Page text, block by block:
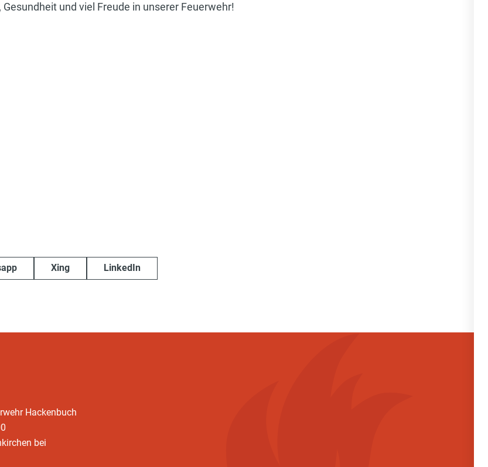
und viel Freude in unserer Feuerwehr!
Xing LinkedIn
Hackenbuch
bei